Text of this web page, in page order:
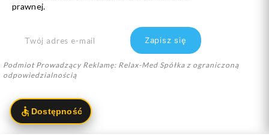
prawnej.
Podmiot Prowadzący Reklamę: Relax-Med Spółka z ograniczoną
odpowiedzialnością